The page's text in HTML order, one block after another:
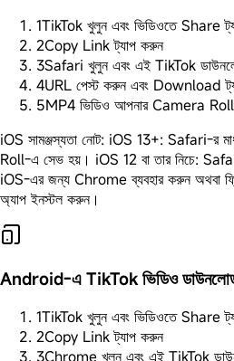
1TikTok খুলুন এবং ভিডিওতে Share
2Copy Link ট্যাপ করুন
3Safari খুলুন এবং এই TikTok
4URL পেস্ট করুন এবং Download
5MP4 ভিডিও আপনার Camera
iOS সামঞ্জস্যতা নোট: iOS 13+: Safari-র
Roll-এ সেভ হয়। iOS 12 বা তার নিচে:
iOS-এর জন্য Chrome ব্যবহার করুন
অ্যাপ ইনস্টল করুন।
Android-এ TikTok ভিডিও
1TikTok খুলুন এবং ভিডিওতে Share
2Copy Link ট্যাপ করুন
3Chrome খুলুন এবং এই TikTok